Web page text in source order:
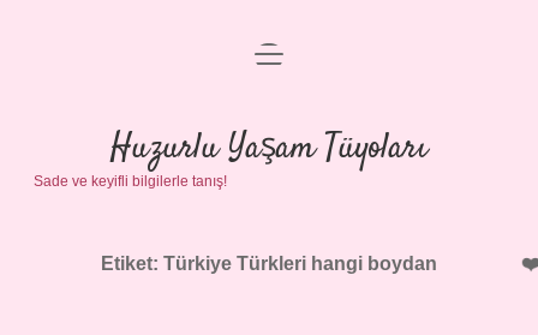
Anasayfa
Gizlilik Politikası
Yasal Uyarı
menüyü
Huzurlu Yaşam Tüyoları
Sade ve keyifli bilgilerle tanış!
Etiket: Türkiye Türkleri hangi boydan